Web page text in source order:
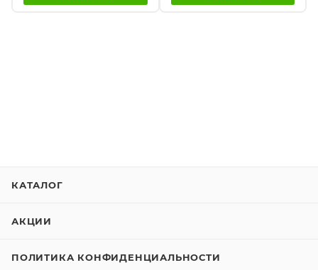
КАТАЛОГ
АКЦИИ
ПОЛИТИКА КОНФИДЕНЦИАЛЬНОСТИ